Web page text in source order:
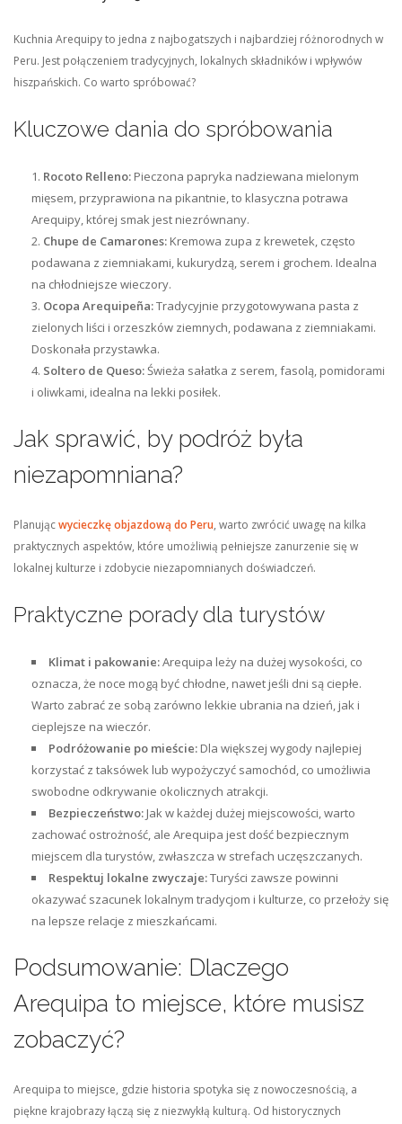
Kuchnia Arequipy to jedna z najbogatszych i najbardziej różnorodnych w
Peru. Jest połączeniem tradycyjnych, lokalnych składników i wpływów
hiszpańskich. Co warto spróbować?
Kluczowe dania do spróbowania
Rocoto Relleno: Pieczona papryka nadziewana mielonym
mięsem, przyprawiona na pikantnie, to klasyczna potrawa
Arequipy, której smak jest niezrównany.
Chupe de Camarones: Kremowa zupa z krewetek, często
podawana z ziemniakami, kukurydzą, serem i grochem. Idealna
na chłodniejsze wieczory.
Ocopa Arequipeña:Tradycyjnie przygotowywana pasta z
zielonych liści i orzeszków ziemnych, podawana z ziemniakami.
Doskonała przystawka.
Soltero de Queso:Świeża sałatka z serem, fasolą, pomidorami
i oliwkami, idealna na lekki posiłek.
Jak sprawić, by podróż była
niezapomniana?
Planującwycieczkę objazdową do Peru, warto zwrócić uwagę na kilka
praktycznych aspektów, które umożliwią pełniejsze zanurzenie się w
lokalnej kulturze i zdobycie niezapomnianych doświadczeń.
Praktyczne porady dla turystów
Klimat i pakowanie:Arequipa leży na dużej wysokości, co
oznacza, że noce mogą być chłodne, nawet jeśli dni są ciepłe.
Warto zabrać ze sobą zarówno lekkie ubrania na dzień, jak i
cieplejsze na wieczór.
Podróżowanie po mieście: Dla większej wygody najlepiej
korzystać z taksówek lub wypożyczyć samochód, co umożliwia
swobodne odkrywanie okolicznych atrakcji.
Bezpieczeństwo: Jak w każdej dużej miejscowości, warto
zachować ostrożność, ale Arequipa jest dość bezpiecznym
miejscem dla turystów, zwłaszcza w strefach uczęszczanych.
Respektuj lokalne zwyczaje:Turyści zawsze powinni
okazywać szacunek lokalnym tradycjom i kulturze, co przełoży się
na lepsze relacje z mieszkańcami.
Podsumowanie: Dlaczego
Arequipa to miejsce, które musisz
zobaczyć?
Arequipa to miejsce, gdzie historia spotyka się z nowoczesnością, a
piękne krajobrazy łączą się z niezwykłą kulturą. Od historycznych